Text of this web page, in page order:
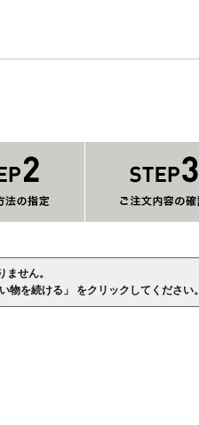
せん。
物を続ける」 をクリックしてください。